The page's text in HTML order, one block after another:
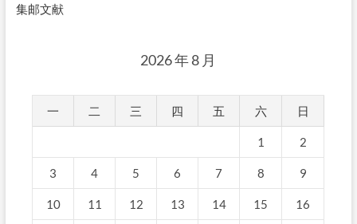
集邮文献
2026 年 8 月
一 二 三 四 五 六 日
1 2
3 4 5 6 7 8 9
10 11 12 13 14 15 16